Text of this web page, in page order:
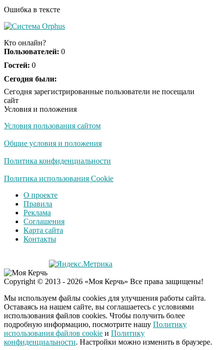
Экс-бойфренд дочери
Ошибка в тексте
Кто онлайн?
Пользователей: 0
Гостей: 0
Сегодня были:
Сегодня зарегистрированные пользователи не посещали
сайт
Условия и положения
Условия пользования сайтом
Общие условия и положения
Политика конфиденциальности
Политика использования Cookie
О проекте
Правила
Реклама
Соглашения
Карта сайта
Контакты
Copyright © 2013 - 2026 «Моя Керчь» Все права защищены!
Мы используем файлы cookies для улучшения работы сайта.
Оставаясь на нашем сайте, вы соглашаетесь с условиями
использования файлов cookies. Чтобы получить более
подробную информацию, посмотрите нашу Политику
использования файлов cookie и Политику
конфиденциальности. Настройки можно изменить в браузере.